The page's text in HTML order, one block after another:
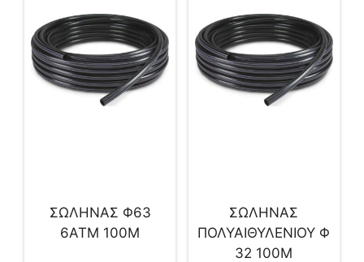
ΣΩΛΗΝΑΣ Φ63
6ΑΤΜ 100Μ
ΣΩΛΗΝΑΣ
ΠΟΛΥΑΙΘΥΛΕΝΙΟΥ Φ
32 100Μ